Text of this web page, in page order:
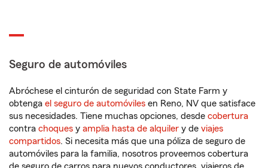
Seguro de automóviles
Abróchese el cinturón de seguridad con State Farm y
obtenga el seguro de automóviles en Reno, NV que satisface
sus necesidades. Tiene muchas opciones, desde cobertura
contra choques y amplia hasta de alquiler y de viajes
compartidos. Si necesita más que una póliza de seguro de
automóviles para la familia, nosotros proveemos cobertura